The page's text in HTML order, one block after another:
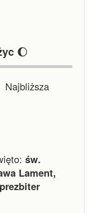
🌔
Najbliższa
św.
Lament,